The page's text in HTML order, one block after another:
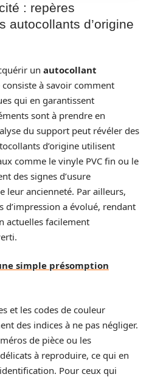
: repères
autocollants d’origine
un autocollant
à savoir comment
qui en garantissent
sont à prendre en
du support peut révéler des
d’origine utilisent
comme le vinyle PVC fin ou le
des signes d’usure
leur ancienneté. Par ailleurs,
d’impression a évolué, rendant
actuelles facilement
simple présomption
et les codes de couleur
des indices à ne pas négliger.
de pièce ou les
à reproduire, ce qui en
Pour ceux qui